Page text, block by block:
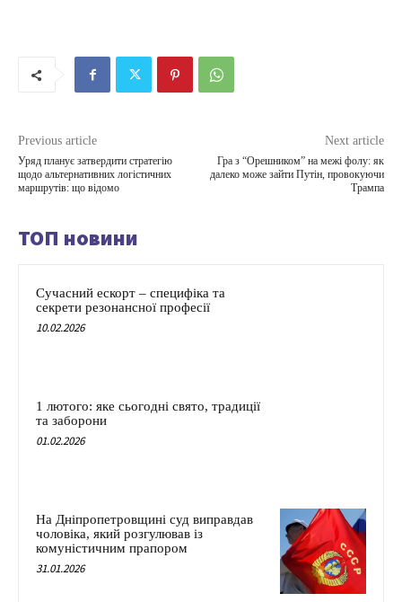
Previous article
Уряд планує затвердити стратегію
щодо альтернативних логістичних
маршрутів: що відомо
Next article
Гра з “Орешником” на межі фолу: як
далеко може зайти Путін, провокуючи
Трампа
ТОП новини
Сучасний ескорт – специфіка та
секрети резонансної професії
10.02.2026
1 лютого: яке сьогодні свято, традиції
та заборони
01.02.2026
На Дніпропетровщині суд виправдав
чоловіка, який розгулював із
комуністичним прапором
31.01.2026